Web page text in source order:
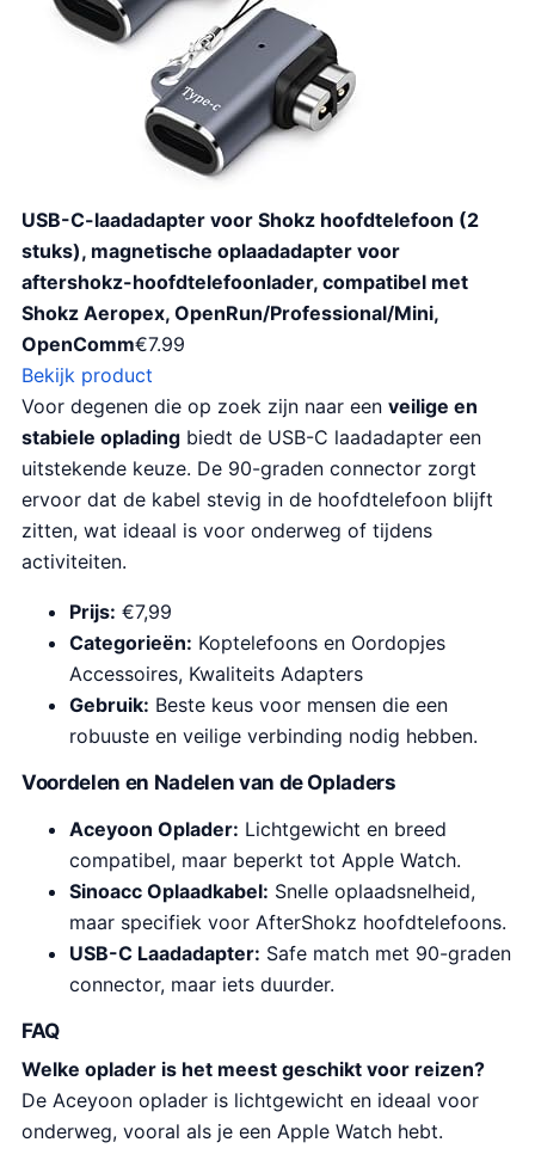
USB-C-laadadapter voor Shokz hoofdtelefoon (2
stuks), magnetische oplaadadapter voor
aftershokz-hoofdtelefoonlader, compatibel met
Shokz Aeropex, OpenRun/Professional/Mini,
OpenComm€7.99
Bekijk product
Voor degenen die op zoek zijn naar een veilige en
stabiele oplading biedt de USB-C laadadapter een
uitstekende keuze. De 90-graden connector zorgt
ervoor dat de kabel stevig in de hoofdtelefoon blijft
zitten, wat ideaal is voor onderweg of tijdens
activiteiten.
Prijs: €7,99
Categorieën: Koptelefoons en Oordopjes
Accessoires, Kwaliteits Adapters
Gebruik: Beste keus voor mensen die een
robuuste en veilige verbinding nodig hebben.
Voordelen en Nadelen van de Opladers
Aceyoon Oplader: Lichtgewicht en breed
compatibel, maar beperkt tot Apple Watch.
Sinoacc Oplaadkabel: Snelle oplaadsnelheid,
maar specifiek voor AfterShokz hoofdtelefoons.
USB-C Laadadapter: Safe match met 90-graden
connector, maar iets duurder.
FAQ
Welke oplader is het meest geschikt voor reizen?
De Aceyoon oplader is lichtgewicht en ideaal voor
onderweg, vooral als je een Apple Watch hebt.